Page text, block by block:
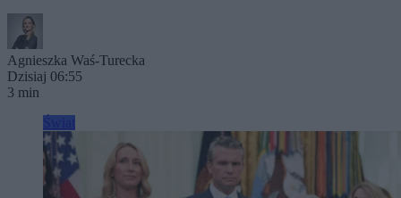
Agnieszka Waś-Turecka
Dzisiaj 06:55
3 min